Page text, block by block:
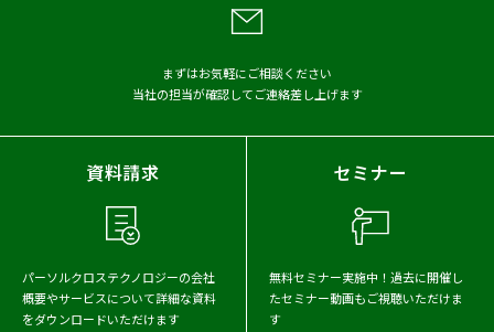
2026年 2025年
2024年
2023年
2022年
2021年
2020年
2018年
2017年
まずはお気軽にご相談ください
当社の担当が確認してご連絡差し上げます
資料請求
パーソルクロステクノロジーの会社
概要やサービスについて詳細な資料
をダウンロードいただけます
セミナー
無料セミナー実施中！ 過去に開催し
たセミナー動画もご視聴いただけま
す